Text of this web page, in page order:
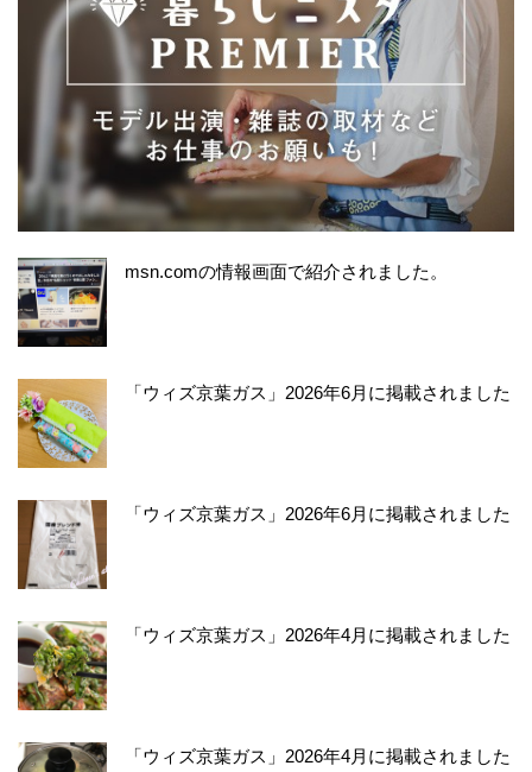
msn.comの情報画面で紹介されました。
「ウィズ京葉ガス」2026年6月に掲載されました
「ウィズ京葉ガス」2026年6月に掲載されました
「ウィズ京葉ガス」2026年4月に掲載されました
「ウィズ京葉ガス」2026年4月に掲載されました